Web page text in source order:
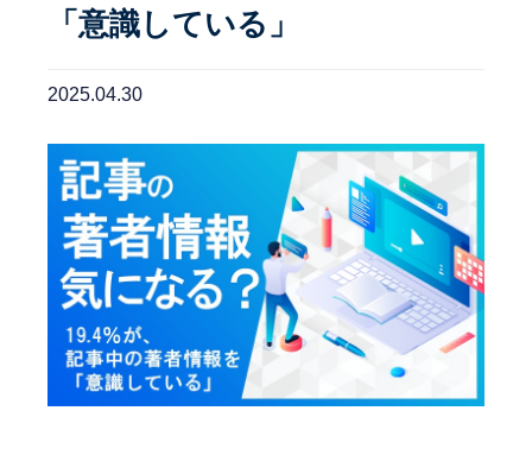
「意識している」
2025.04.30